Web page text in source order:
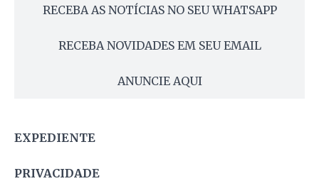
RECEBA AS NOTÍCIAS NO SEU WHATSAPP
RECEBA NOVIDADES EM SEU EMAIL
ANUNCIE AQUI
EXPEDIENTE
PRIVACIDADE